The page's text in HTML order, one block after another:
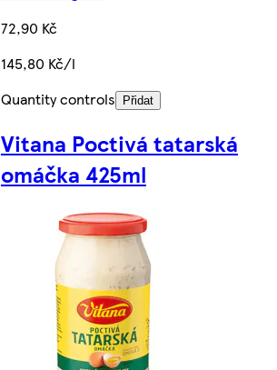
72,90 Kč
145,80 Kč/l
Quantity controls
Přidat
Vitana Poctivá tatarská
omáčka 425ml